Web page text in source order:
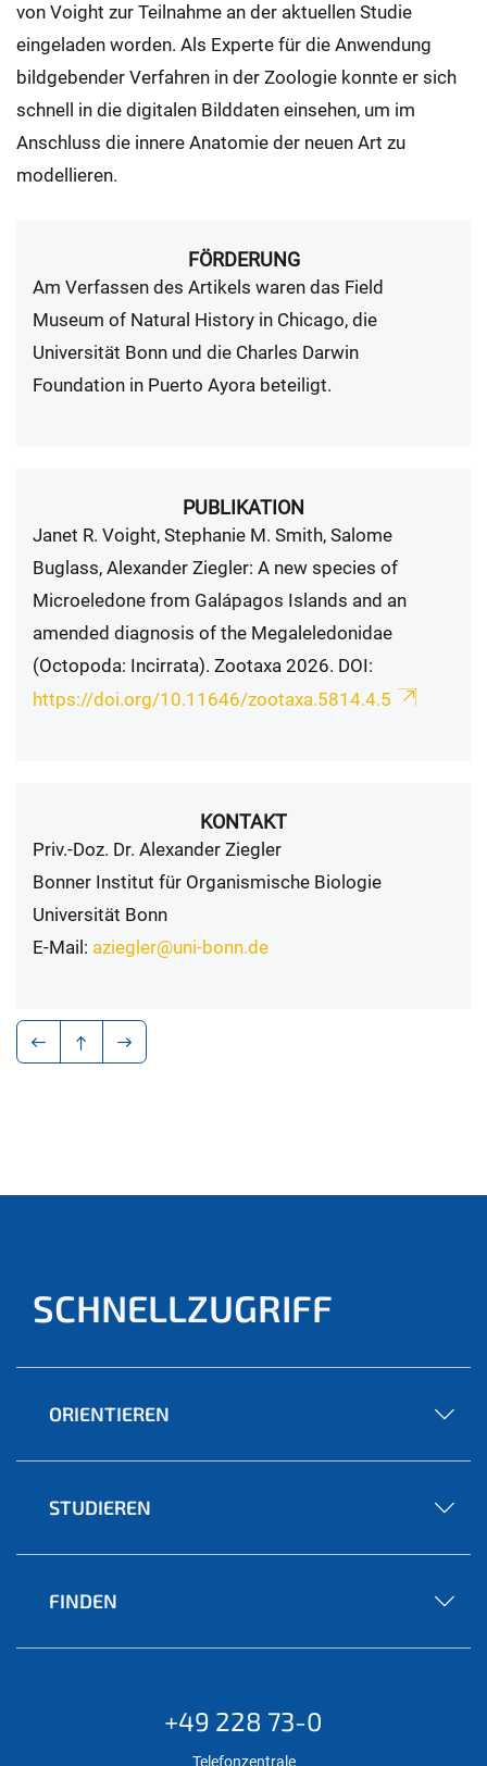
von Voight zur Teilnahme an der aktuellen Studie
eingeladen worden. Als Experte für die Anwendung
bildgebender Verfahren in der Zoologie konnte er sich
schnell in die digitalen Bilddaten einsehen, um im
Anschluss die innere Anatomie der neuen Art zu
modellieren.
FÖRDERUNG
Am Verfassen des Artikels waren das Field
Museum of Natural History in Chicago, die
Universität Bonn und die Charles Darwin
Foundation in Puerto Ayora beteiligt.
PUBLIKATION
Janet R. Voight, Stephanie M. Smith, Salome
Buglass, Alexander Ziegler: A new species of
Microeledone from Galápagos Islands and an
amended diagnosis of the Megaleledonidae
(Octopoda: Incirrata). Zootaxa 2026. DOI:
https://doi.org/10.11646/zootaxa.5814.4.5
KONTAKT
Priv.-Doz. Dr. Alexander Ziegler
Bonner Institut für Organismische Biologie
Universität Bonn
E-Mail: aziegler@uni-bonn.de
SCHNELLZUGRIFF
ORIENTIEREN
STUDIEREN
FINDEN
+49 228 73-0
Telefonzentrale